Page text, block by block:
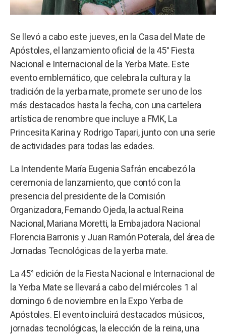
Se llevó a cabo este jueves, en la Casa del Mate de
Apóstoles, el lanzamiento oficial de la 45° Fiesta
Nacional e Internacional de la Yerba Mate. Este
evento emblemático, que celebra la cultura y la
tradición de la yerba mate, promete ser uno de los
más destacados hasta la fecha, con una cartelera
artística de renombre que incluye a FMK, La
Princesita Karina y Rodrigo Tapari, junto con una serie
de actividades para todas las edades.
La Intendente María Eugenia Safrán encabezó la
ceremonia de lanzamiento, que contó con la
presencia del presidente de la Comisión
Organizadora, Fernando Ojeda, la actual Reina
Nacional, Mariana Moretti, la Embajadora Nacional
Florencia Barronis y Juan Ramón Poterala, del área de
Jornadas Tecnológicas de la yerba mate.
La 45° edición de la Fiesta Nacional e Internacional de
la Yerba Mate se llevará a cabo del miércoles 1 al
domingo 6 de noviembre en la Expo Yerba de
Apóstoles. El evento incluirá destacados músicos,
jornadas tecnológicas, la elección de la reina, una